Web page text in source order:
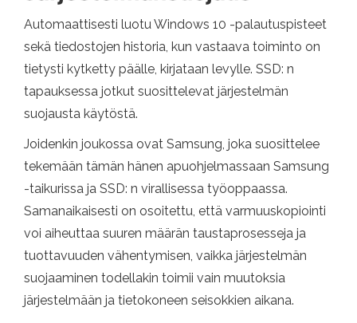
Automaattisesti luotu Windows 10 -palautuspisteet
sekä tiedostojen historia, kun vastaava toiminto on
tietysti kytketty päälle, kirjataan levylle. SSD: n
tapauksessa jotkut suosittelevat järjestelmän
suojausta käytöstä.
Joidenkin joukossa ovat Samsung, joka suosittelee
tekemään tämän hänen apuohjelmassaan Samsung
-taikurissa ja SSD: n virallisessa työoppaassa.
Samanaikaisesti on osoitettu, että varmuuskopiointi
voi aiheuttaa suuren määrän taustaprosesseja ja
tuottavuuden vähentymisen, vaikka järjestelmän
suojaaminen todellakin toimii vain muutoksia
järjestelmään ja tietokoneen seisokkien aikana.